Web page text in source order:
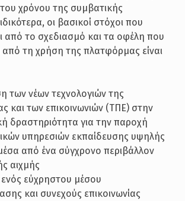
χρόνου της συμβατικής
οι βασικοί στόχοι που
από το σχεδιασμό και τα οφέλη που
από τη χρήση της πλατφόρμας είναι
των νέων τεχνολογιών της
και των επικοινωνιών (ΤΠΕ) στην
δραστηριότητα για την παροχή
υπηρεσιών εκπαίδευσης υψηλής
από ένα σύγχρονο περιβάλλον
αιχμής
ενός εύχρηστου μέσου
και συνεχούς επικοινωνίας